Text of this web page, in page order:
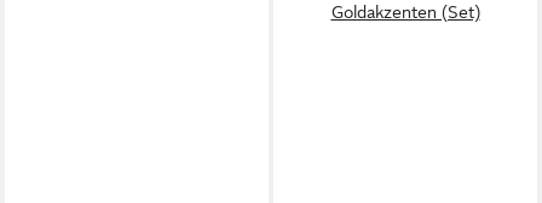
Goldakzenten (Set)